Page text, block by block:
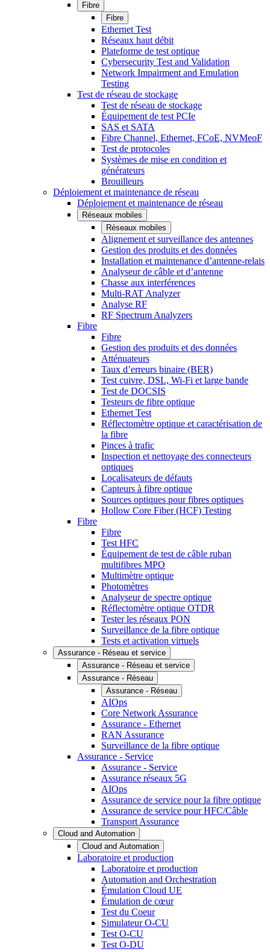
Fibre
Fibre
Ethernet Test
Réseaux haut débit
Plateforme de test optique
Cybersecurity Test and Validation
Network Impairment and Emulation
Testing
Test de réseau de stockage
Test de réseau de stockage
Équipement de test PCIe
SAS et SATA
Fibre Channel, Ethernet, FCoE, NVMeoF
Test de protocoles
Systèmes de mise en condition et
générateurs
Brouilleurs
Déploiement et maintenance de réseau
Déploiement et maintenance de réseau
Réseaux mobiles
Réseaux mobiles
Alignement et surveillance des antennes
Gestion des produits et des données
Installation et maintenance d’antenne-relais
Analyseur de câble et d’antenne
Chasse aux interférences
Multi-RAT Analyzer
Analyse RF
RF Spectrum Analyzers
Fibre
Fibre
Gestion des produits et des données
Atténuateurs
Taux d’erreurs binaire (BER)
Test cuivre, DSL, Wi-Fi et large bande
Test de DOCSIS
Testeurs de fibre optique
Ethernet Test
Réflectomètre optique et caractérisation de
la fibre
Pinces à trafic
Inspection et nettoyage des connecteurs
optiques
Localisateurs de défauts
Capteurs à fibre optique
Sources optiques pour fibres optiques
Hollow Core Fiber (HCF) Testing
Fibre
Fibre
Test HFC
Équipement de test de câble ruban
multifibres MPO
Multimètre optique
Photomètres
Analyseur de spectre optique
Réflectomètre optique OTDR
Tester les réseaux PON
Surveillance de la fibre optique
Tests et activation virtuels
Assurance - Réseau et service
Assurance - Réseau et service
Assurance - Réseau
Assurance - Réseau
AIOps
Core Network Assurance
Assurance - Ethernet
RAN Assurance
Surveillance de la fibre optique
Assurance - Service
Assurance - Service
Assurance réseaux 5G
AIOps
Assurance de service pour la fibre optique
Assurance de service pour HFC/Câble
Transport Assurance
Cloud and Automation
Cloud and Automation
Laboratoire et production
Laboratoire et production
Automation and Orchestration
Émulation Cloud UE
Émulation de cœur
Test du Coeur
Simulateur O-CU
Test O-CU
Test O-DU